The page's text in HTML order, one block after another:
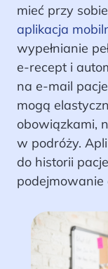
mieć przy
aplikacja
wypełnianie
e-recept i
na e-mail
mogą
obowiązkami,
w podróży.
do historii
podejmowanie